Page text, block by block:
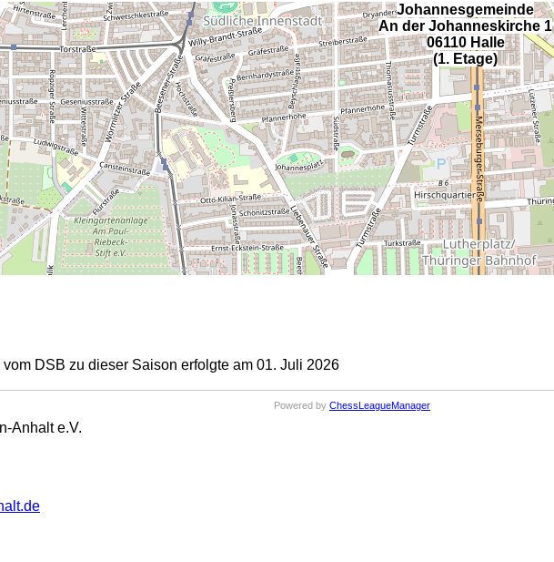
Johannesgemeinde
An der Johanneskirche 1
06110 Halle
(1. Etage)
DSB zu dieser Saison erfolgte am 01. Juli 2026
Powered by ChessLeagueManager
Anhalt e.V.